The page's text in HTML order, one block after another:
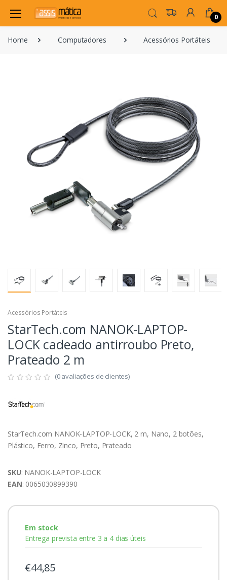
0
Home Computadores Acessórios Portáteis
Acessórios Portáteis
StarTech.com NANOK-LAPTOP-
LOCK cadeado antirroubo Preto,
Prateado 2 m
(0 avaliações de clientes)
StarTech.com NANOK-LAPTOP-LOCK, 2 m, Nano, 2 botões,
Plástico, Ferro, Zinco, Preto, Prateado
SKU: NANOK-LAPTOP-LOCK
EAN: 0065030899390
Em stock
Entrega prevista entre 3 a 4 dias úteis
€44,85